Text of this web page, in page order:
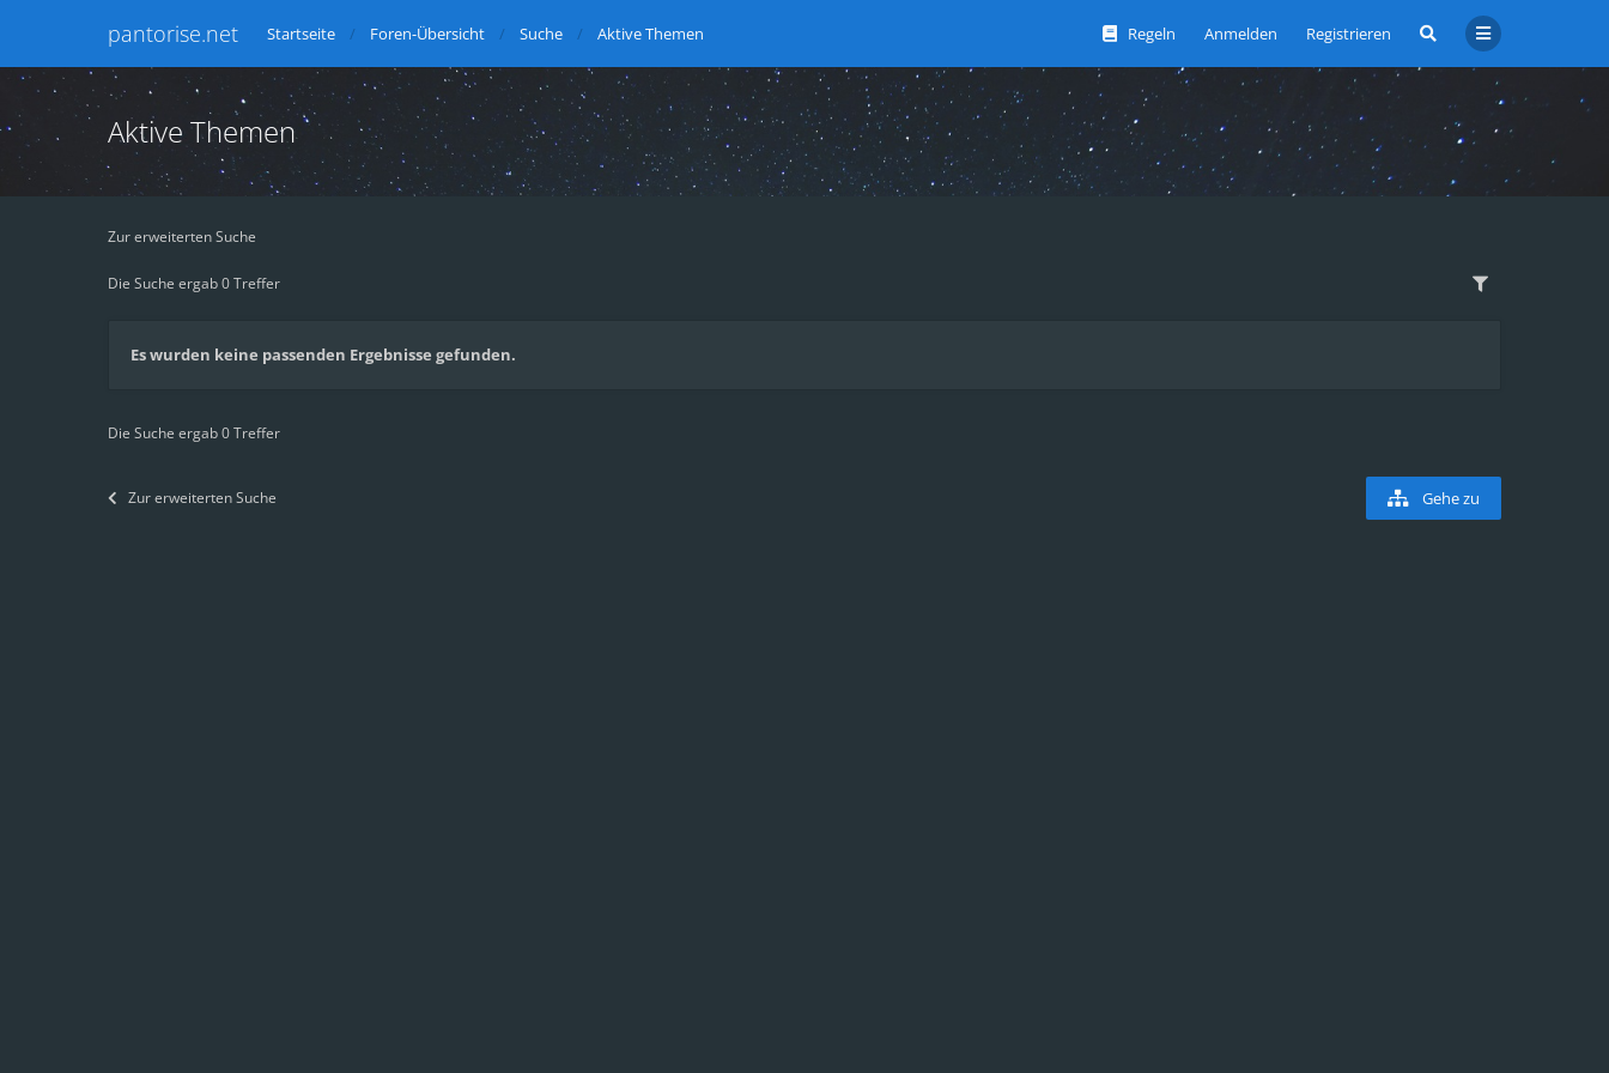
pantorise.net Regeln Anmelden Registrieren
Startseite Foren-Übersicht Suche Aktive Themen
Aktive Themen
Zur erweiterten Suche
Die Suche ergab 0 Treffer
Es wurden keine passenden Ergebnisse gefunden.
Die Suche ergab 0 Treffer
Zur erweiterten Suche Gehe zu